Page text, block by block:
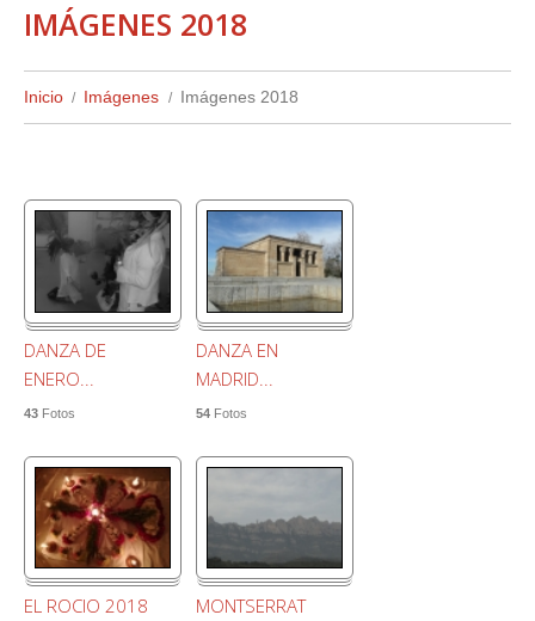
IMÁGENES 2018
Inicio Imágenes Imágenes 2018
DANZA DE
ENERO...
43 Fotos
DANZA EN
MADRID...
54 Fotos
EL ROCIO 2018
MONTSERRAT